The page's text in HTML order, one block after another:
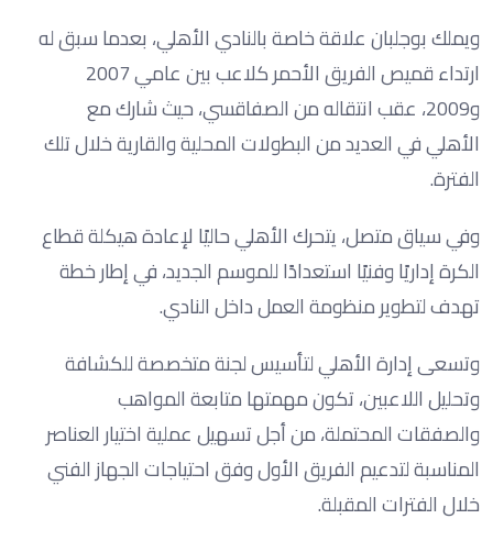
ويملك بوجلبان علاقة خاصة بالنادي الأهلي، بعدما سبق له
ارتداء قميص الفريق الأحمر كلاعب بين عامي 2007
و2009، عقب انتقاله من الصفاقسي، حيث شارك مع
الأهلي في العديد من البطولات المحلية والقارية خلال تلك
الفترة.
وفي سياق متصل، يتحرك الأهلي حاليًا لإعادة هيكلة قطاع
الكرة إداريًا وفنيًا استعدادًا للموسم الجديد، في إطار خطة
تهدف لتطوير منظومة العمل داخل النادي.
وتسعى إدارة الأهلي لتأسيس لجنة متخصصة للكشافة
وتحليل اللاعبين، تكون مهمتها متابعة المواهب
والصفقات المحتملة، من أجل تسهيل عملية اختيار العناصر
المناسبة لتدعيم الفريق الأول وفق احتياجات الجهاز الفني
خلال الفترات المقبلة.